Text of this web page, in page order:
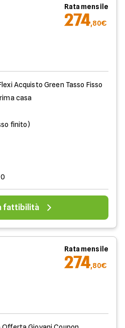
Rata mensile
274,80€
Acquisto Green Tasso Fisso
casa
finito)
fattibilità
Rata mensile
274,80€